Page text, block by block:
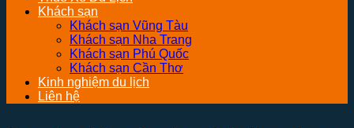
Khách sạn
Khách sạn Vũng Tàu
Khách sạn Nha Trang
Khách sạn Phú Quốc
Khách sạn Cần Thơ
Kinh nghiệm du lịch
Liên hệ